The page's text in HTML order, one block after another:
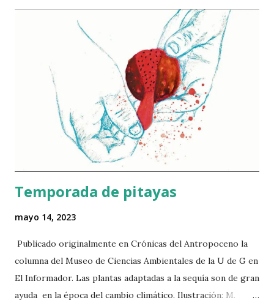
ser escenografía. Vienen a la mente, por ejemplo, esos
paisajes de nopales y magueyes de las películas mexicanas
con temática rural producidas a mediados del siglo XX.
Pero la presencia de estas plantas no se limita al cine
nacional, también aparecen en filmes situados en la región
mediterránea de Europa y África: desde Il gattopardo (1963)
hasta Le grand bleu (1988), Faraway (2023) y la segunda
temporada de la serie The White Lotus (2022). ​ El nopal
resultó ser engañosamente univ...
Temporada de pitayas
mayo 14, 2023
Publicado originalmente en Crónicas del Antropoceno la
columna del Museo de Ciencias Ambientales de la U de G en
El Informador. Las plantas adaptadas a la sequía son de gran
ayuda en la época del cambio climático. Ilustración: M.